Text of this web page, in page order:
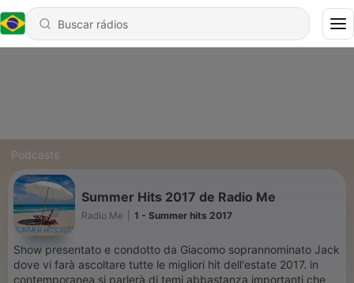
Podcasts
Summer Hits 2017 de Radio Me
Radio Me 1 - Summer hits 2017
Show presentato e condotto da Giacomo soprannominato Jack
dove vi farà ascoltare tutte le migliori hit dell'estate 2017. in
contemporanea si parlerà di temi abbastanza importanti che